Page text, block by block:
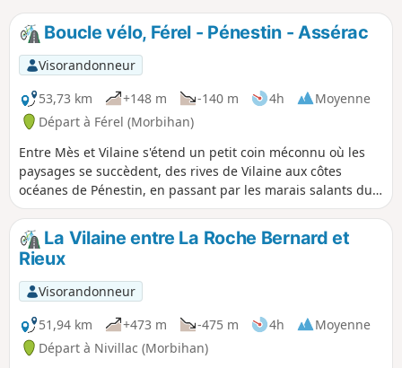
Boucle vélo, Férel - Pénestin - Assérac
Visorandonneur
53,73 km
+148 m -140 m 4h
Moyenne
Départ à Férel (Morbihan)
Entre Mès et Vilaine s'étend un petit coin méconnu où les
paysages se succèdent, des rives de Vilaine aux côtes
océanes de Pénestin, en passant par les marais salants du
Mès et les secteurs forestiers de Monchoix et Coët Castel.
Enfourchez donc votre bicyclette pour le découvrir par des
routes et chemins à l'écart des grosses circulations
automobiles.
La Vilaine entre La Roche Bernard et
Rieux
Visorandonneur
51,94 km
+473 m -475 m 4h
Moyenne
Départ à Nivillac (Morbihan)